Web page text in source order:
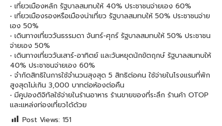
• เที่ยวเมืองหลัก รัฐบาลสมทบให้ 40% ประชาชนจ่ายเอง 60%
• เที่ยวเมืองรองหรือเมืองน่าเที่ยว รัฐบาลสมทบให้ 50% ประชาชนจ่าย
เอง 50%
• เดินทางเที่ยววันธรรมดา จันทร์-ศุกร์ รัฐบาลสมทบให้ 50% ประชาชน
จ่ายเอง 50%
• เดินทางเที่ยววันเสาร์-อาทิตย์ และวันหยุดนักขัตฤกษ์ รัฐบาลสมทบให้
40% ประชาชนจ่ายเอง 60%
• จำกัดสิทธิในการใช้จำนวนสุงสุด 5 สิทธิต่อคน ใช้จ่ายในโรงแรมที่พัก
สูงสุดไม่เกิน 3,000 บาทต่อห้องต่อคืน
• มีคูปองดิจิทัลใช้จ่ายในร้านอาหาร ร้านขายของที่ระลึก ร้านค้า OTOP
และแหล่งท่องเที่ยวได้ด้วย
Post Views: 151